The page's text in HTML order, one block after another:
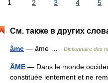
1 2 3 4 5
См. также в других
âme — âme … Dictionnaire des
ÂME — Dans le monde
constituée lentement et ne